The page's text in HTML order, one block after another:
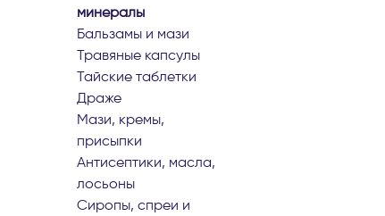
минералы
бальзамы и мази
травяные капсулы
тайские таблетки
драже
мази, кремы,
присыпки
антисептики, масла,
лосьоны
сиропы, спреи и